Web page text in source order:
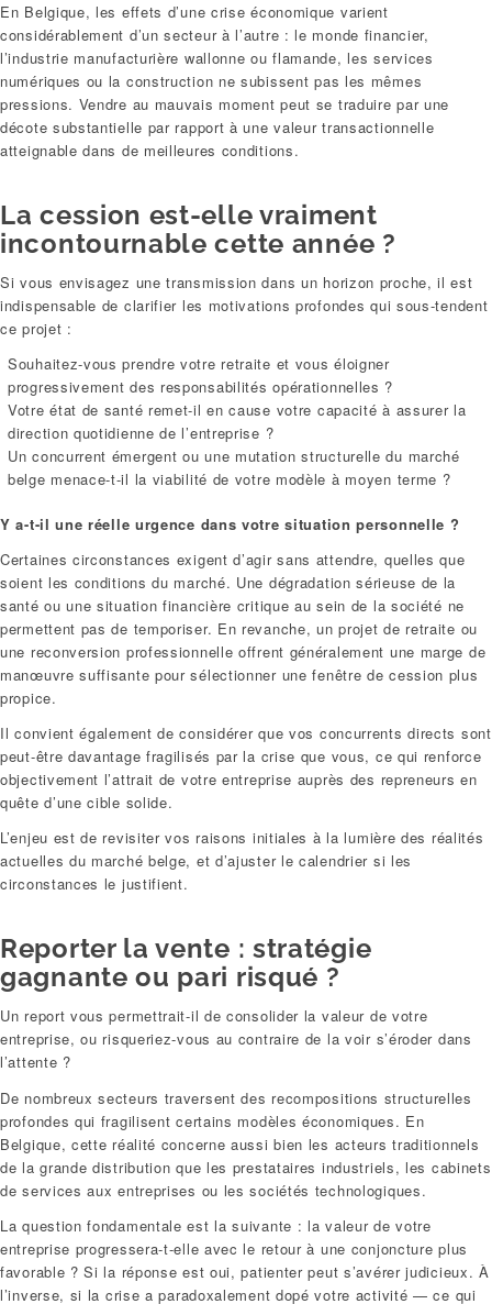
En Belgique, les effets d’une crise économique varient
considérablement d’un secteur à l’autre : le monde financier,
l’industrie manufacturière wallonne ou flamande, les services
numériques ou la construction ne subissent pas les mêmes
pressions. Vendre au mauvais moment peut se traduire par une
décote substantielle par rapport à une valeur transactionnelle
atteignable dans de meilleures conditions.
La cession est-elle vraiment
incontournable cette année ?
Si vous envisagez une transmission dans un horizon proche, il est
indispensable de clarifier les motivations profondes qui sous-tendent
ce projet :
Souhaitez-vous prendre votre retraite et vous éloigner
progressivement des responsabilités opérationnelles ?
Votre état de santé remet-il en cause votre capacité à assurer la
direction quotidienne de l’entreprise ?
Un concurrent émergent ou une mutation structurelle du marché
belge menace-t-il la viabilité de votre modèle à moyen terme ?
Y a-t-il une réelle urgence dans votre situation personnelle ?
Certaines circonstances exigent d’agir sans attendre, quelles que
soient les conditions du marché. Une dégradation sérieuse de la
santé ou une situation financière critique au sein de la société ne
permettent pas de temporiser. En revanche, un projet de retraite ou
une reconversion professionnelle offrent généralement une marge de
manœuvre suffisante pour sélectionner une fenêtre de cession plus
propice.
Il convient également de considérer que vos concurrents directs sont
peut-être davantage fragilisés par la crise que vous, ce qui renforce
objectivement l’attrait de votre entreprise auprès des repreneurs en
quête d’une cible solide.
L’enjeu est de revisiter vos raisons initiales à la lumière des réalités
actuelles du marché belge, et d’ajuster le calendrier si les
circonstances le justifient.
Reporter la vente : stratégie
gagnante ou pari risqué ?
Un report vous permettrait-il de consolider la valeur de votre
entreprise, ou risqueriez-vous au contraire de la voir s’éroder dans
l’attente ?
De nombreux secteurs traversent des recompositions structurelles
profondes qui fragilisent certains modèles économiques. En
Belgique, cette réalité concerne aussi bien les acteurs traditionnels
de la grande distribution que les prestataires industriels, les cabinets
de services aux entreprises ou les sociétés technologiques.
La question fondamentale est la suivante : la valeur de votre
entreprise progressera-t-elle avec le retour à une conjoncture plus
favorable ? Si la réponse est oui, patienter peut s’avérer judicieux. À
l’inverse, si la crise a paradoxalement dopé votre activité — ce qui